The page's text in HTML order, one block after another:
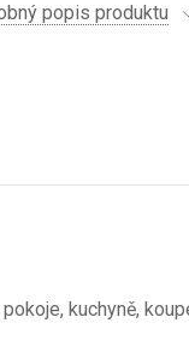
popis produktu
kuchyně,